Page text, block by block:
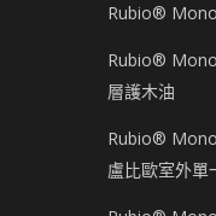
Rubio®
Rubio®
層護木油
Rubio®
盧比歐室外單